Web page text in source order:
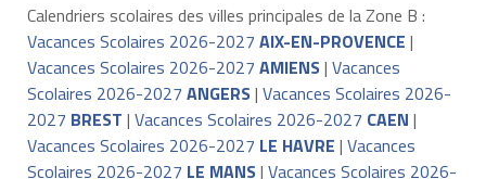
Calendriers scolaires des villes principales de la Zone B :
Vacances Scolaires 2026-2027 AIX-EN-PROVENCE |
Vacances Scolaires 2026-2027 AMIENS| Vacances
Scolaires 2026-2027 ANGERS| Vacances Scolaires 2026-
2027 BREST | Vacances Scolaires 2026-2027 CAEN |
Vacances Scolaires 2026-2027 LE HAVRE | Vacances
Scolaires 2026-2027 LE MANS| Vacances Scolaires 2026-